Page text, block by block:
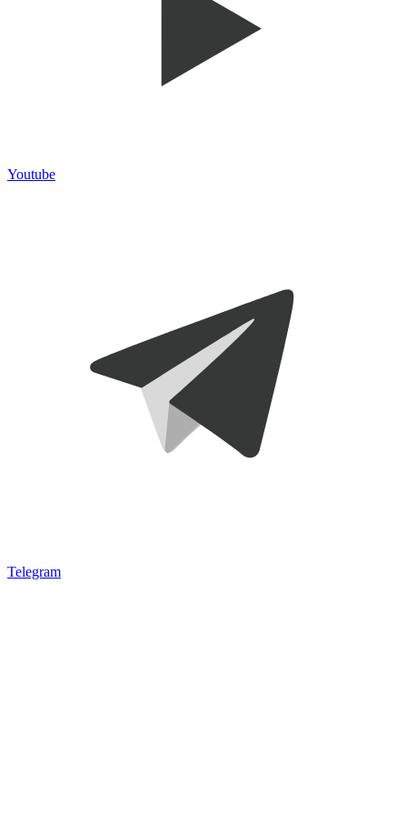
Youtube
Telegram